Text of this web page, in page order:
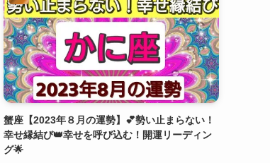
蟹座【2023年８月の運勢】💕勢い止まらない！
幸せ縁結び👑幸せを呼び込む！開運リーディン
グ🌟